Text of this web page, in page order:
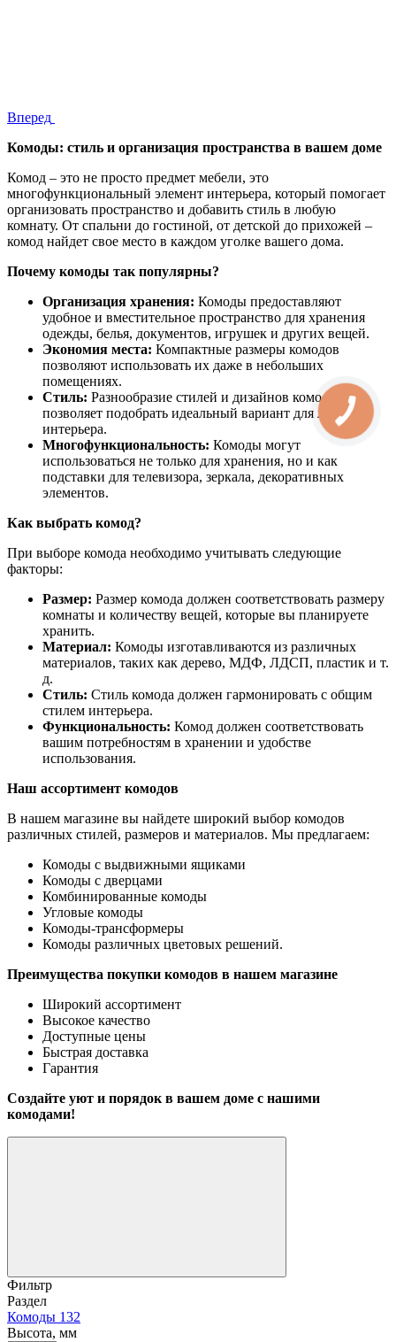
Вперед
Комоды: стиль и организация пространства в вашем доме
Комод – это не просто предмет мебели, это
многофункциональный элемент интерьера, который помогает
организовать пространство и добавить стиль в любую
комнату. От спальни до гостиной, от детской до прихожей –
комод найдет свое место в каждом уголке вашего дома.
Почему комоды так популярны?
Организация хранения: Комоды предоставляют
удобное и вместительное пространство для хранения
одежды, белья, документов, игрушек и других вещей.
Экономия места: Компактные размеры комодов
позволяют использовать их даже в небольших
помещениях.
Стиль: Разнообразие стилей и дизайнов комодов
позволяет подобрать идеальный вариант для любого
интерьера.
Многофункциональность: Комоды могут
использоваться не только для хранения, но и как
подставки для телевизора, зеркала, декоративных
элементов.
Как выбрать комод?
При выборе комода необходимо учитывать следующие
факторы:
Размер: Размер комода должен соответствовать размеру
комнаты и количеству вещей, которые вы планируете
хранить.
Материал: Комоды изготавливаются из различных
материалов, таких как дерево, МДФ, ЛДСП, пластик и т.
д.
Стиль: Стиль комода должен гармонировать с общим
стилем интерьера.
Функциональность: Комод должен соответствовать
вашим потребностям в хранении и удобстве
использования.
Наш ассортимент комодов
В нашем магазине вы найдете широкий выбор комодов
различных стилей, размеров и материалов. Мы предлагаем:
Комоды с выдвижными ящиками
Комоды с дверцами
Комбинированные комоды
Угловые комоды
Комоды-трансформеры
Комоды различных цветовых решений.
Преимущества покупки комодов в нашем магазине
Широкий ассортимент
Высокое качество
Доступные цены
Быстрая доставка
Гарантия
Создайте уют и порядок в вашем доме с нашими
комодами!
Фильтр
Раздел
Комоды 132
Высота, мм